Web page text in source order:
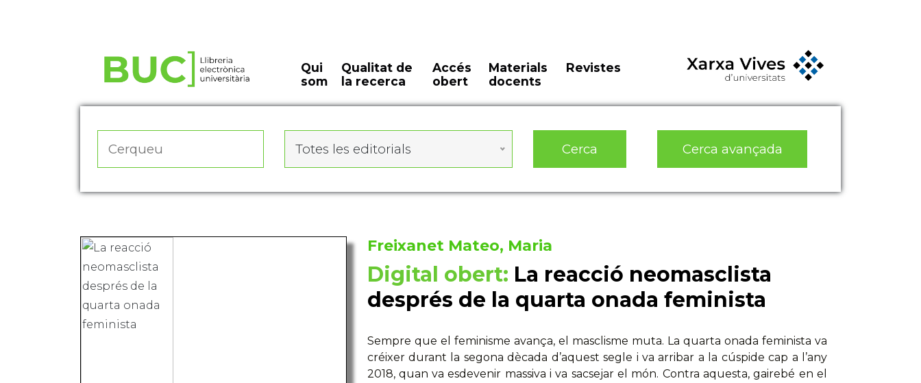
Qui
som
Qualitat de
la recerca
Accés
obert
Materials
docents
Revistes
Totes les editorials Cerca Cerca avançada
Freixanet Mateo, Maria
Digital obert: La reacció neomasclista
després de la quarta onada feminista
Sempre que el feminisme avança, el masclisme muta. La quarta onada feminista va
créixer durant la segona dècada d’aquest segle i va arribar a la cúspide cap a l’any
2018, quan va esdevenir massiva i va sacsejar el món. Contra aquesta, gairebé en el